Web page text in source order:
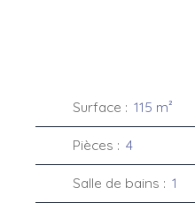
Surface : 115 m²
Pièces : 4
Salle de bains : 1